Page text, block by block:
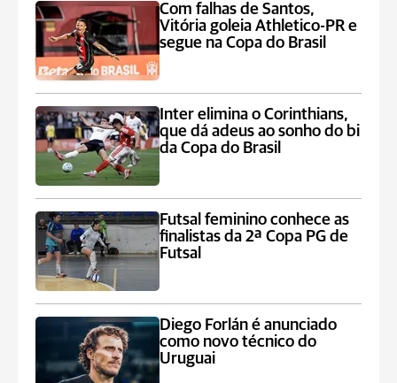
Com falhas de Santos,
Vitória goleia Athletico-PR e
segue na Copa do Brasil
Inter elimina o Corinthians,
que dá adeus ao sonho do bi
da Copa do Brasil
Futsal feminino conhece as
finalistas da 2ª Copa PG de
Futsal
Diego Forlán é anunciado
como novo técnico do
Uruguai